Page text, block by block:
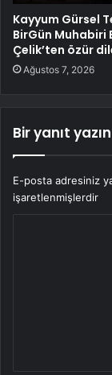
Kayyum Gürsel
BirGün Muhabiri
Çelik’ten özür
Ağustos 7, 2026
Bir yanıt yazın
E-posta adresiniz
işaretlenmişlerdir